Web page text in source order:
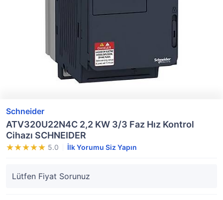
Schneider
ATV320U22N4C 2,2 KW 3/3 Faz Hız Kontrol
Cihazı SCHNEIDER
5.0 İlk Yorumu Siz Yapın
Lütfen Fiyat Sorunuz